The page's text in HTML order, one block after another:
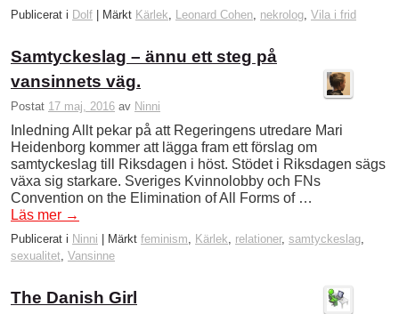
Publicerat i Dolf Märkt Kärlek, Leonard Cohen, nekrolog, Vila i frid
Samtyckeslag – ännu ett steg på
vansinnets väg.
Postat 17 maj, 2016 av Ninni
Inledning Allt pekar på att Regeringens utredare Mari
Heidenborg kommer att lägga fram ett förslag om
samtyckeslag till Riksdagen i höst. Stödet i Riksdagen sägs
växa sig starkare. Sveriges Kvinnolobby och FNs
Convention on the Elimination of All Forms of …
Läs mer →
Publicerat i Ninni | Märkt feminism Kärlek relationer, samtyckeslag
sexualitet Vansinne
The Danish Girl